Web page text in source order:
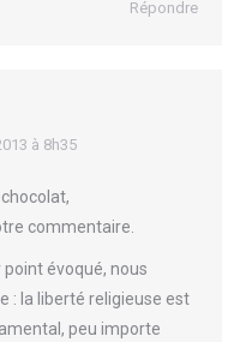
Répondre
à 8h35
commentaire.
point évoqué, nous
: la liberté religieuse est
peu importe